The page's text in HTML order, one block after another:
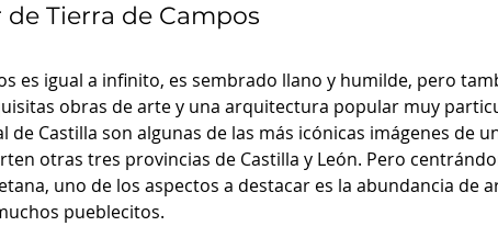
Tierra de Campos
es igual a infinito, es sembrado llano y humilde, pero
obras de arte y una arquitectura popular muy
de Castilla son algunas de las más icónicas imágenes de
otras tres provincias de Castilla y León. Pero
uno de los aspectos a destacar es la abundancia de
pueblecitos.